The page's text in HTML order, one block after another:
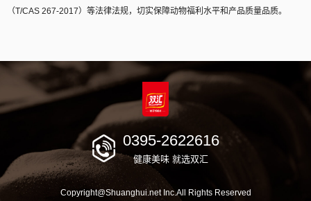
（T/CAS 267-2017）等法律法规，切实保障动物福利水平和产品质量品质。
0395-2622616
健康美味 就选双汇
Copyright@Shuanghui.net Inc.All Rights Reserved